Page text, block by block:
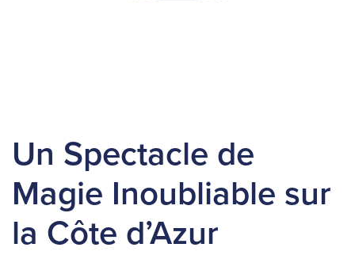
Un Spectacle de
Magie Inoubliable sur
la Côte d’Azur